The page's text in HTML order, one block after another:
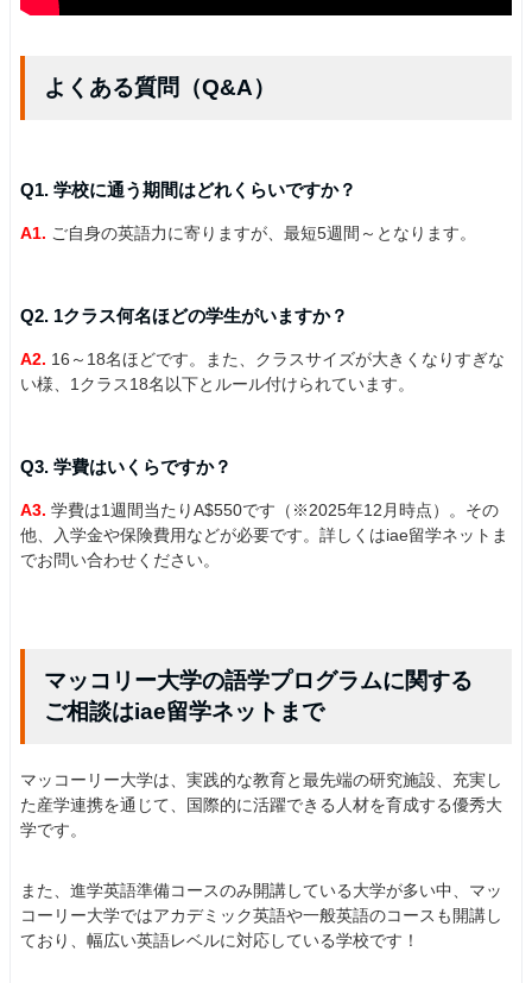
よくある質問（Q&A）
Q1. 学校に通う期間はどれくらいですか？
A1. ご自身の英語力に寄りますが、最短5週間～となります。
Q2. 1クラス何名ほどの学生がいますか？
A2. 16～18名ほどです。また、クラスサイズが大きくなりすぎな
い様、1クラス18名以下とルール付けられています。
Q3. 学費はいくらですか？
A3. 学費は1週間当たりA$550です（※2025年12月時点）。その
他、入学金や保険費用などが必要です。詳しくはiae留学ネットま
でお問い合わせください。
マッコリー大学の語学プログラムに関する
ご相談はiae留学ネットまで
マッコーリー大学は、実践的な教育と最先端の研究施設、充実し
た産学連携を通じて、国際的に活躍できる人材を育成する優秀大
学です。
また、進学英語準備コースのみ開講している大学が多い中、マッ
コーリー大学ではアカデミック英語や一般英語のコースも開講し
ており、幅広い英語レベルに対応している学校です！